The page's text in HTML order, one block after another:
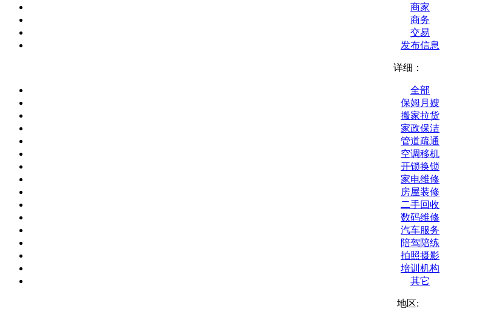
商家
商务
交易
发布信息
详细：
全部
保姆月嫂
搬家拉货
家政保洁
管道疏通
空调移机
开锁换锁
家电维修
房屋装修
二手回收
数码维修
汽车服务
陪驾陪练
拍照摄影
培训机构
其它
地区: